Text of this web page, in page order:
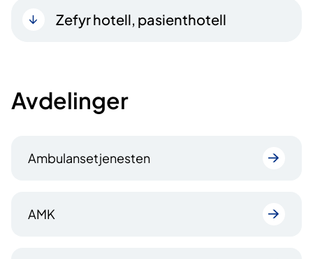
Zefyr hotell, pasienthotell
Avdelinger
Ambulansetjenesten
AMK